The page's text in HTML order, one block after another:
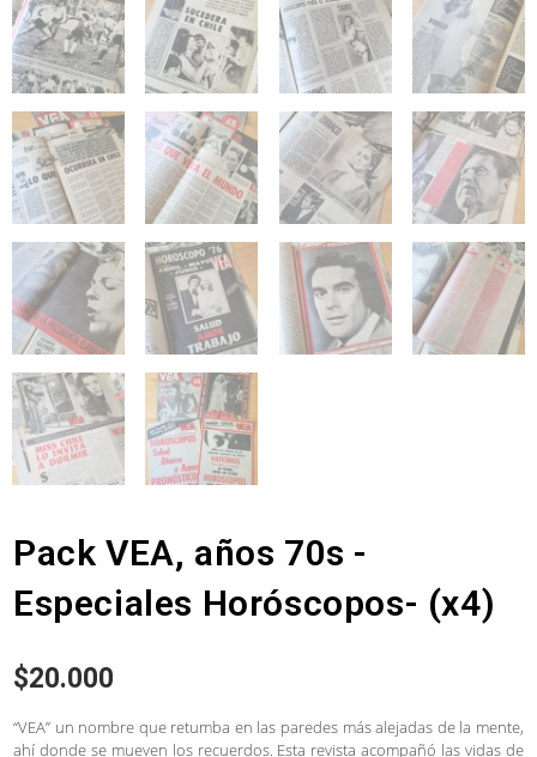
Pack VEA, años 70s -
Especiales Horóscopos- (x4)
$20.000
“VEA” un nombre que retumba en las paredes más alejadas de la mente,
ahí donde se mueven los recuerdos. Esta revista acompañó las vidas de